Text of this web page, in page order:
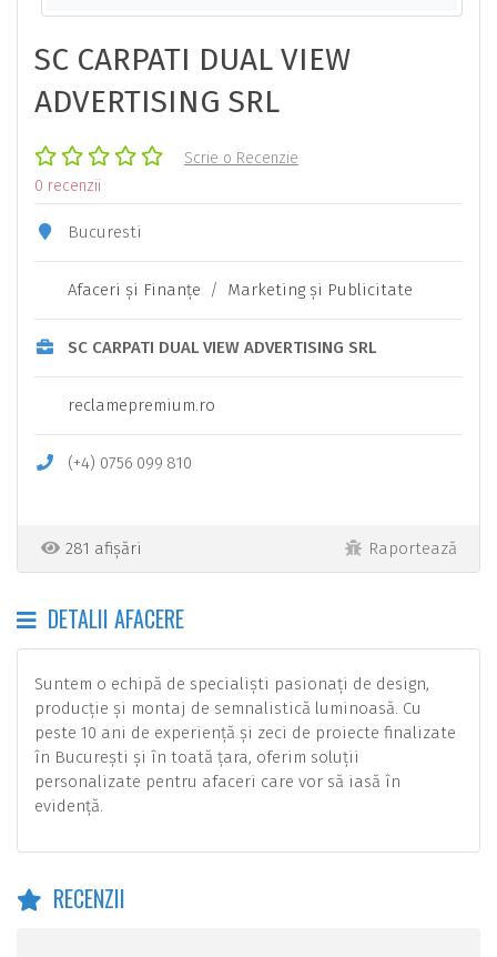
SC CARPATI DUAL VIEW
ADVERTISING SRL
Scrie o Recenzie
0 recenzii
Bucuresti
Afaceri şi Finanţe / Marketing şi Publicitate
SC CARPATI DUAL VIEW ADVERTISING SRL
reclamepremium.ro
(+4) 0756 099 810
281 afișări Raportează
DETALII AFACERE
Suntem o echipă de specialiști pasionați de design,
producție și montaj de semnalistică luminoasă. Cu
peste 10 ani de experiență și zeci de proiecte finalizate
în București și în toată țara, oferim soluții
personalizate pentru afaceri care vor să iasă în
evidență.
RECENZII